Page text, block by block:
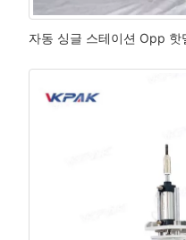
자동 싱글 스테이션 Opp 핫